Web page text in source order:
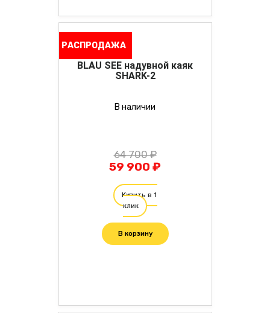
РАСПРОДАЖА
BLAU SEE надувной каяк
SHARK-2
В наличии
64 700 ₽
59 900 ₽
Купить в 1
клик
В корзину